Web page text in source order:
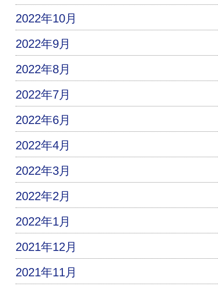
2022年10月
2022年9月
2022年8月
2022年7月
2022年6月
2022年4月
2022年3月
2022年2月
2022年1月
2021年12月
2021年11月